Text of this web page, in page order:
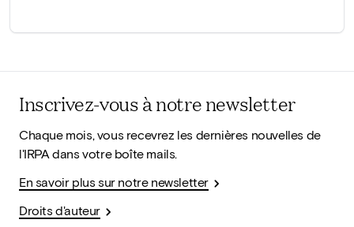
Inscrivez-vous à notre newsletter
Chaque mois, vous recevrez les dernières nouvelles de
l'IRPA dans votre boîte mails.
En savoir plus sur notre newsletter
Droits d'auteur